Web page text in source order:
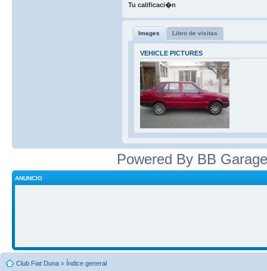
Tu calificaci�n
Images Libro de visitas
VEHICLE PICTURES
Powered By BB
ANUNCIO
Club Fiat Duna » Índice general